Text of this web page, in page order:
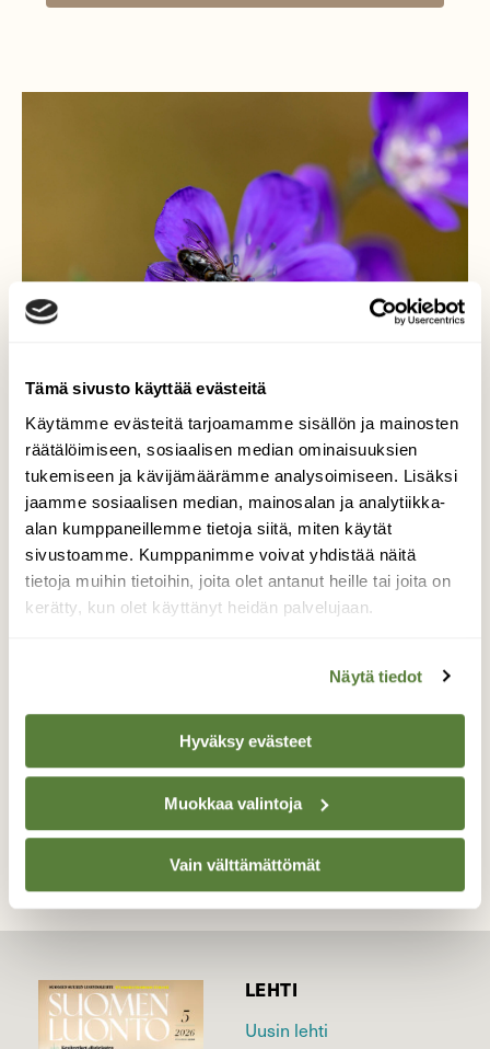
Tämä sivusto käyttää evästeitä
Käytämme evästeitä tarjoamamme sisällön ja mainosten
räätälöimiseen, sosiaalisen median ominaisuuksien
tukemiseen ja kävijämäärämme analysoimiseen. Lisäksi
jaamme sosiaalisen median, mainosalan ja analytiikka-
alan kumppaneillemme tietoja siitä, miten käytät
sivustoamme. Kumppanimme voivat yhdistää näitä
tietoja muihin tietoihin, joita olet antanut heille tai joita on
kerätty, kun olet käyttänyt heidän palvelujaan.
Näytä tiedot
Hyväksy evästeet
Muokkaa valintoja
Vain välttämättömät
Kurjenpolvi
Kameran kanssa kävin tienpientareita
katsastamassa ja sieltähän löytyi muun
Valokuvaaja: Susanna Laine, Vesilahti 5.6.2026
LEHTI
Uusin lehti